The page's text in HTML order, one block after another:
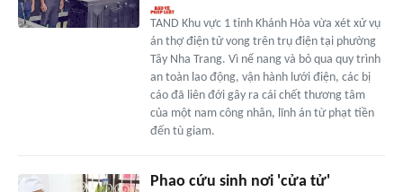
TAND Khu vực 1 tỉnh Khánh Hòa vừa xét xử vụ
án thợ điện tử vong trên trụ điện tại phường
Tây Nha Trang. Vì nể nang và bỏ qua quy trình
an toàn lao động, vận hành lưới điện, các bị
cáo đã liên đới gây ra cái chết thương tâm
của một nam công nhân, lĩnh án từ phạt tiền
đến tù giam.
Phao cứu sinh nơi 'cửa tử'